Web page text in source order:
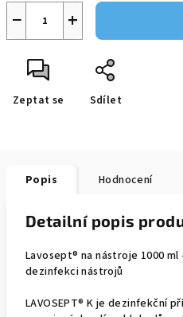
+
−
Zeptat se Sdílet
Popis Hodnocení
Detailní popis
Lavosept® na nástroje 1000
dezinfekci nástrojů
LAVOSEPT® K je dezinfekční